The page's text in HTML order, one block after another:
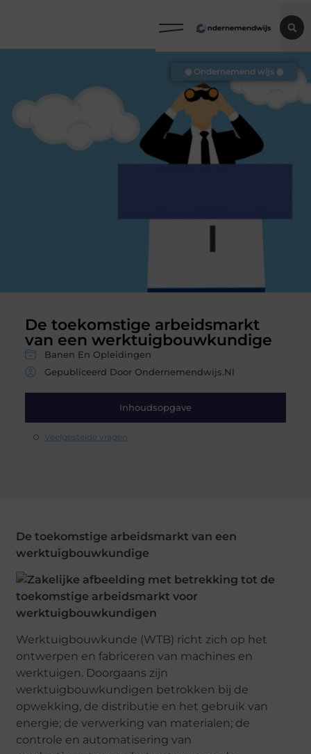
De toekomstige arbeidsmarkt
van een werktuigbouwkundige
Banen En Opleidingen
Gepubliceerd Door Ondernemendwijs.nl
Inhoudsopgave
Veelgestelde vragen
◉ Ondernemend wijs ◉
De toekomstige arbeidsmarkt van een
werktuigbouwkundige
Werktuigbouwkunde (WTB) richt zich op het
ontwerpen en fabriceren van machines en
werktuigen. Doorgaans zijn
werktuigbouwkundigen betrokken bij de
opwekking, de distributie en het gebruik van
energie; de verwerking van materialen; de
controle en automatisering van